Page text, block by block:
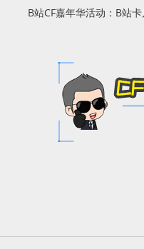
B站CF嘉年华活动：B站